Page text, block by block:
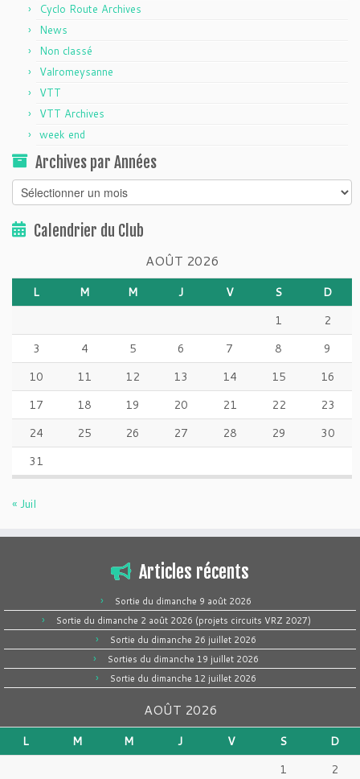
Cyclo Route Archives
News
Non classé
Valromeysanne
VTT
VTT Archives
week end
Archives par Années
Archives
par
AnnéesCalendrier du Club
AOÛT 2026
L M M J V S
D
1
2
3
4 5 6 7 8
9
10
11 12 13 14 15
16
17
18 19 20 21 22
23
24
25 26 27 28 29
30
31
« Juil
Articles récents
Sortie du dimanche 9 août 2026
Sortie du dimanche 2 août 2026 (projets circuits VRZ 2027)
Sortie du dimanche 26 juillet 2026
Sorties du dimanche 19 juillet 2026
Sortie du dimanche 12 juillet 2026
AOÛT 2026
L M M J V S
D
1
2